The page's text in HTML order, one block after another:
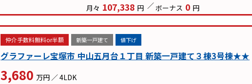
月々 107,338 円 ボーナス 0 円
仲介手数料無料or半額 新築一戸建て 値下げ
グラファーレ宝塚市 中山五月台１丁目 新築一戸建て３棟3号棟★★
3,680 万円 ／4LDK